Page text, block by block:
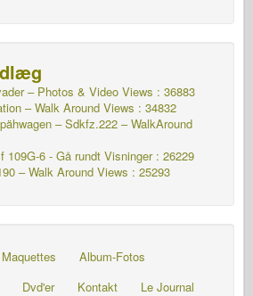
– Photos & Video Views : 36883
– Walk Around Views : 34832
– Sdkfz.222 – WalkAround
109G-6 - Gå rundt Visninger : 26229
– Walk Around Views : 25293
Maquettes
Album-Fotos
Dvd'er Kontakt Le Journal